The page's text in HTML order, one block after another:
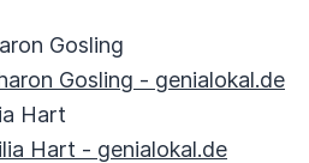
Gosling
Gosling - genialokal.de
Hart
Hart - genialokal.de